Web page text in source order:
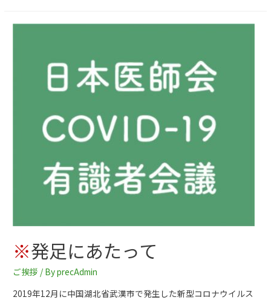
※発足にあたって
ご挨拶 / ByprecAdmin
2019年12月に中国湖北省武漢市で発生した新型コロナウイルス